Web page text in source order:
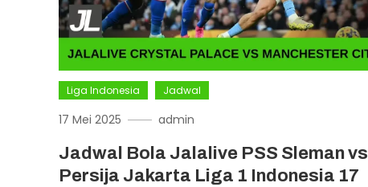
Liga Indonesia Jadwal
17 Mei 2025 admin
Jadwal Bola Jalalive PSS Sleman vs
Persija Jakarta Liga 1 Indonesia 17